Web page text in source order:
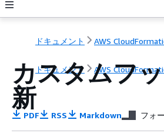
ドキュメント AWS
ドキュメント AWS
カスタムフ
新
PDF RSS Markdown フォ